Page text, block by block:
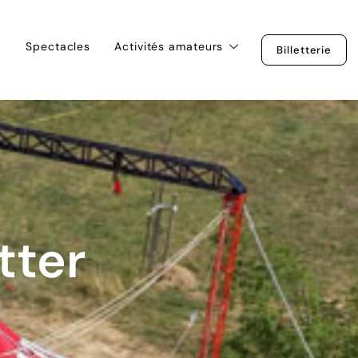
Spectacles Activités amateurs Billetterie